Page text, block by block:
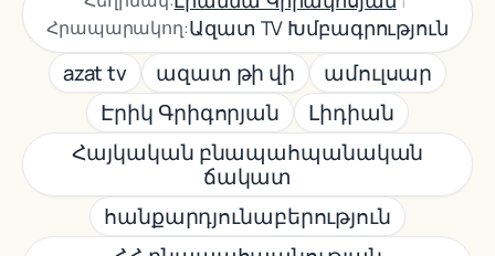
Հրապարակող:Ազատ TV Խմբագրություն
azat tv ազատ թի վի
ամուլսար
Էրիկ Գրիգորյան
Լիդիան
Հայկական բնապահպանական
ճակատ
հանքարդյունաբերություն